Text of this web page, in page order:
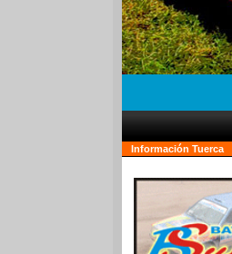
Información Tuerca